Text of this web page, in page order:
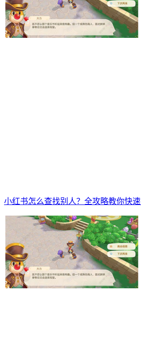
小红书怎么查找别人？全攻略教你快速